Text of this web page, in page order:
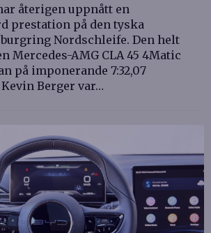
återigen uppnått en
prestation på den tyska
Nordschleife. Den helt
Mercedes-AMG CLA 45 4Matic
på imponerande 7:32,07
Berger var…